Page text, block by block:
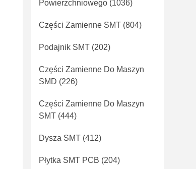
Powierzchniowego (1036)
Części Zamienne SMT (804)
Podajnik SMT (202)
Części Zamienne Do Maszyn
SMD (226)
Części Zamienne Do Maszyn
SMT (444)
Dysza SMT (412)
Płytka SMT PCB (204)